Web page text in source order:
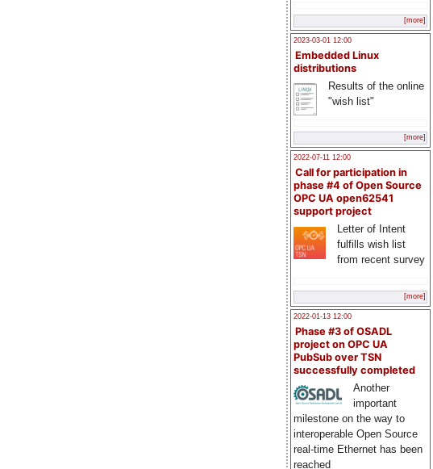
[more]
2023-03-01 12:00
Embedded Linux
distributions
Results of the online
"wish list"
[more]
2022-07-11 12:00
Call for participation in
phase #4 of Open Source
OPC UA open62541
support project
Letter of Intent
fulfills wish list
from recent survey
[more]
2022-01-13 12:00
Phase #3 of OSADL
project on OPC UA
PubSub over TSN
successfully completed
Another
important
milestone on the way to
interoperable Open Source
real-time Ethernet has been
reached